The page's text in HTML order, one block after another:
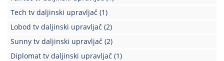
Tech tv daljinski upravljač (1)
Lobod tv daljinski upravljač (2)
Sunny tv daljinski upravljač (2)
Diplomat tv daljinski upravljač (1)